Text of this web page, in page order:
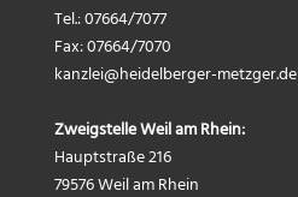
Tel.: 07664/7077
Fax: 07664/7070
kanzlei@heidelberger-metzger.de
Zweigstelle Weil am Rhein:
Hauptstraße 216
79576 Weil am Rhein